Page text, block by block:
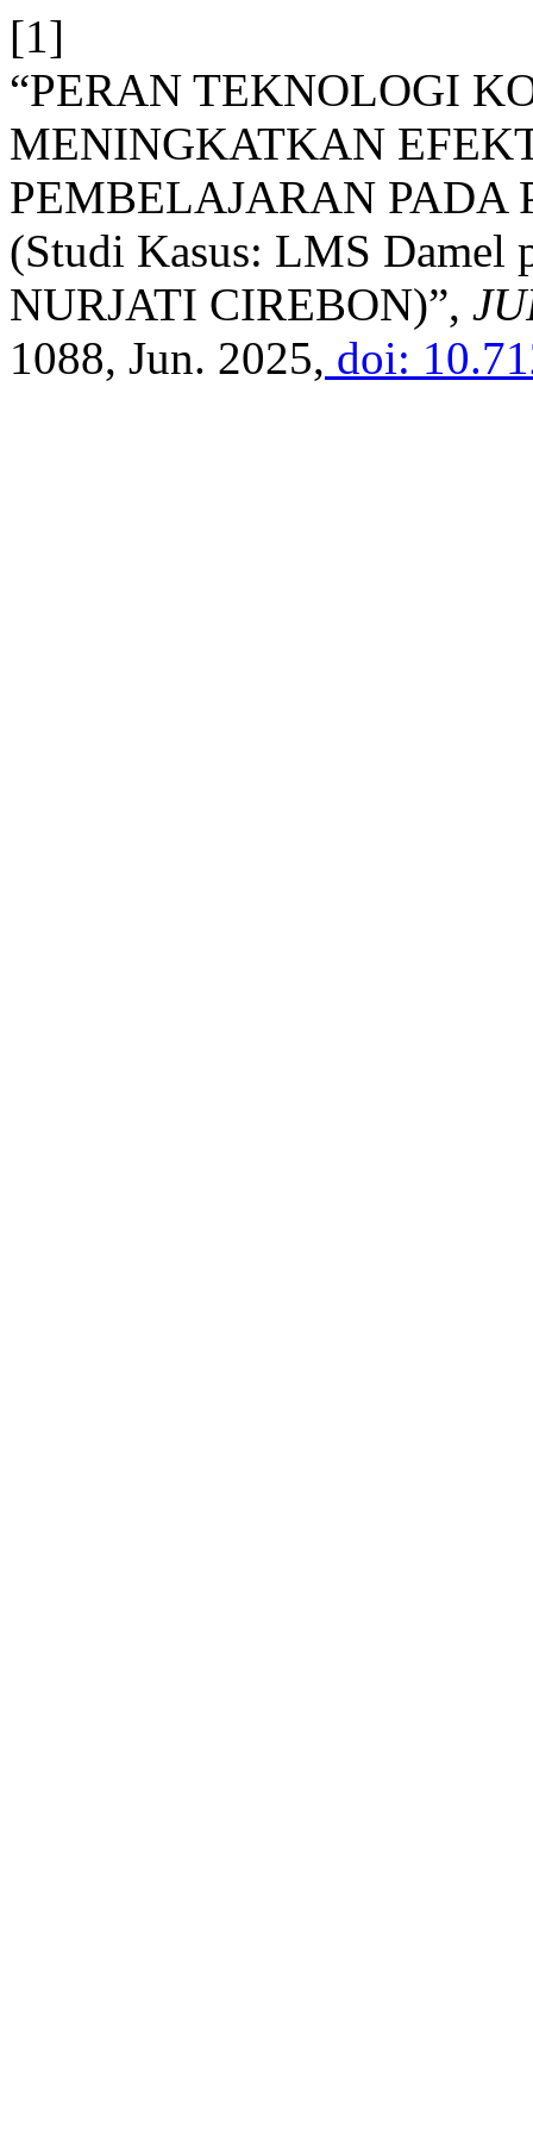
[1]
“PERAN TEKNOLOGI
MENINGKATKAN
PEMBELAJARAN
(Studi Kasus: LMS Damel
NURJATI CIREBON)”,
1088, Jun. 2025, doi: